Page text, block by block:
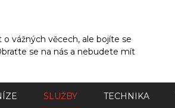
vážných věcech, ale bojíte se
se na nás a nebudete mít
SLUŽBY TECHNIKA